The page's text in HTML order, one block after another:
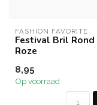
FASHION FAVORITE
Festival Bril Rond
Roze
8,95
Op voorraad